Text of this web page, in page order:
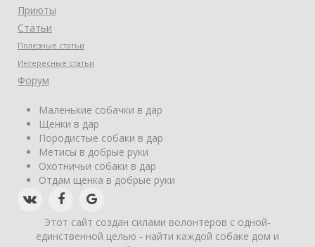
Приюты
Статьи
Полезные статьи
Интересные статьи
Форум
Маленькие собачки в дар
Щенки в дар
Породистые собаки в дар
Метисы в добрые руки
Охотничьи собаки в дар
Отдам щенка в добрые руки
Этот сайт создан силами волонтеров с одной-
единственной целью - найти каждой собаке дом и